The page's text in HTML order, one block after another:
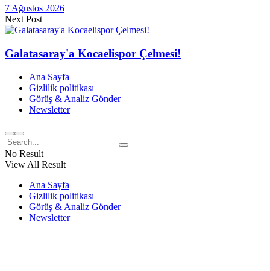
7 Ağustos 2026
Next Post
Galatasaray'a Kocaelispor Çelmesi!
Ana Sayfa
Gizlilik politikası
Görüş & Analiz Gönder
Newsletter
No Result
View All Result
Ana Sayfa
Gizlilik politikası
Görüş & Analiz Gönder
Newsletter